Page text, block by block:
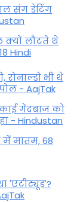
संग डेटिंग
क्यों लौटते थे
Hindi
भी थे
- AajTak
गेंदबाज को
- Hindustan
मातम, 68
'एटीट्यूड'?